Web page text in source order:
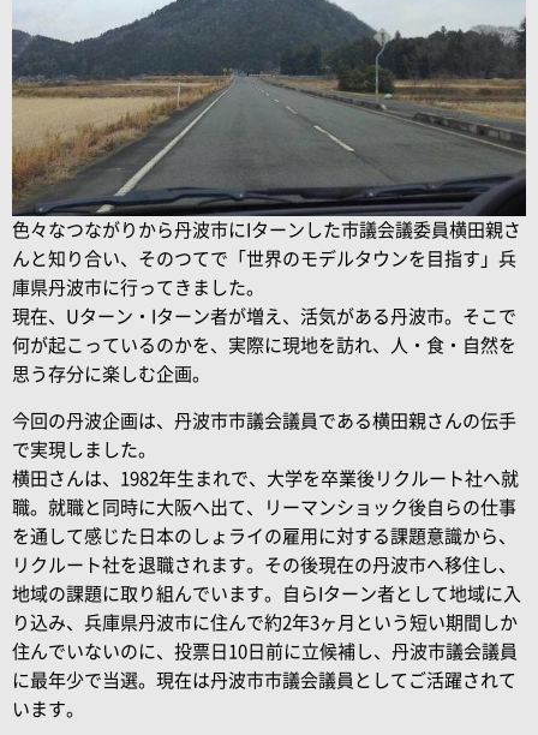
色々なつながりから丹波市にIターンした市議会議委員横田親さ
んと知り合い、そのつてで「世界のモデルタウンを目指す」兵
庫県丹波市に行ってきました。
現在、Uターン・Iターン者が増え、活気がある丹波市。そこで
何が起こっているのかを、実際に現地を訪れ、人・食・自然を
思う存分に楽しむ企画。
今回の丹波企画は、丹波市市議会議員である横田親さんの伝手
で実現しました。
横田さんは、1982年生まれで、大学を卒業後リクルート社へ就
職。就職と同時に大阪へ出て、リーマンショック後自らの仕事
を通して感じた日本のしょライの雇用に対する課題意識から、
リクルート社を退職されます。その後現在の丹波市へ移住し、
地域の課題に取り組んでいます。自らIターン者として地域に入
り込み、兵庫県丹波市に住んで約2年3ヶ月という短い期間しか
住んでいないのに、投票日10日前に立候補し、丹波市議会議員
に最年少で当選。現在は丹波市市議会議員としてご活躍されて
います。